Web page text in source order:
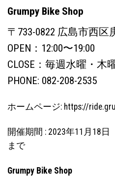
Grumpy Bike Shop
〒733-0822 広島市西区
OPEN：12:00〜19:00
CLOSE：毎週水曜・木
PHONE: 082-208-2535
ホームページ: https://
開催期間 : 2023年11月18日
まで
Grumpy Bike Shop